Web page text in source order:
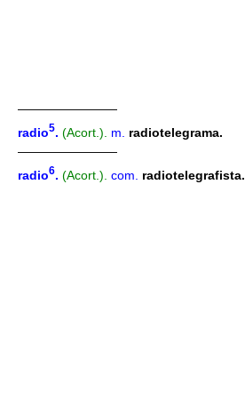
————————
radio5. (Acort.). m.
radiotelegrama.
————————
radio6. (Acort.). com. radiotelegrafista.